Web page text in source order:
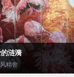
涟漪
精舍